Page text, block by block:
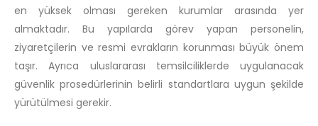
en yüksek olması gereken kurumlar arasında yer
almaktadır. Bu yapılarda görev yapan personelin,
ziyaretçilerin ve resmi evrakların korunması büyük önem
taşır. Ayrıca uluslararası temsilciliklerde uygulanacak
güvenlik prosedürlerinin belirli standartlara uygun şekilde
yürütülmesi gerekir.